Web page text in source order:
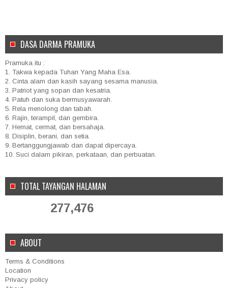
DASA DARMA PRAMUKA
Pramuka itu :
1. Takwa kepada Tuhan Yang Maha Esa.
2. Cinta alam dan kasih sayang sesama manusia.
3. Patriot yang sopan dan kesatria.
4. Patuh dan suka bermusyawarah.
5. Rela menolong dan tabah.
6. Rajin, terampil, dan gembira.
7. Hemat, cermat, dan bersahaja.
8. Disiplin, berani, dan setia.
9. Bertanggungjawab dan dapat dipercaya.
10. Suci dalam pikiran, perkataan, dan perbuatan.
TOTAL TAYANGAN HALAMAN
277,476
ABOUT
Terms & Conditions
Location
Privacy policy